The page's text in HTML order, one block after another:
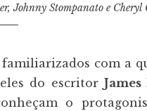
Johnny Stompanato e Cheryl
familiarizados com a
do escritor
o